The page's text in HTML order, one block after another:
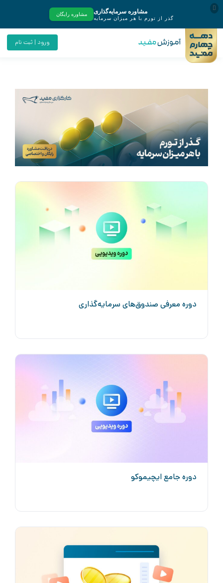
ورود | ثبت نام
دوره معرفی صندوق‌های سرمایه‌گذاری
دوره جامع ایچیموکو